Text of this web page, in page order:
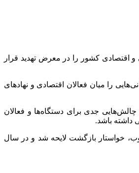
و اقتصادی کشور را در معرض تهدید قرار
با نسخه اولیه دولت، نگرانی‌هایی را میان فعالان اقتصادی و نهادهای
از آغاز اجرا، چالش‌هایی جدی برای دستگاه‌ها و فعالان
داشته باشد.
وقت به‌دلیل اختلافات اساسی با نسخه مصوب، خواستار بازگشت لایحه شد و در سال